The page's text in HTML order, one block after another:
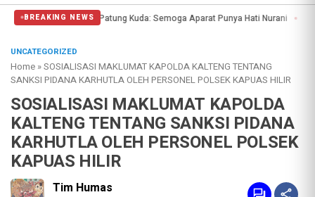
BREAKING NEWS
di Patung Kuda: Semoga Aparat Punya Hati Nurani Massa Reuni
UNCATEGORIZED
Home »SOSIALISASI MAKLUMAT KAPOLDA KALTENG TENTANG
SANKSI PIDANA KARHUTLA OLEH PERSONEL POLSEK KAPUAS HILIR
SOSIALISASI MAKLUMAT KAPOLDA
KALTENG TENTANG SANKSI PIDANA
KARHUTLA OLEH PERSONEL POLSEK
KAPUAS HILIR
Tim Humas